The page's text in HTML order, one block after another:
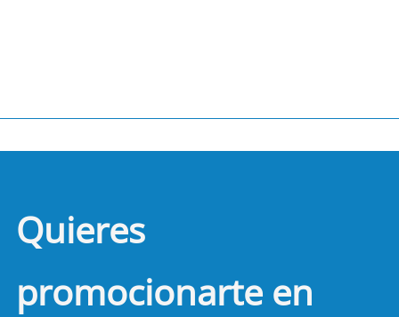
Quieres
promocionarte en